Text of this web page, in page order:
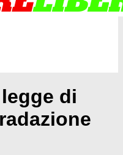
di